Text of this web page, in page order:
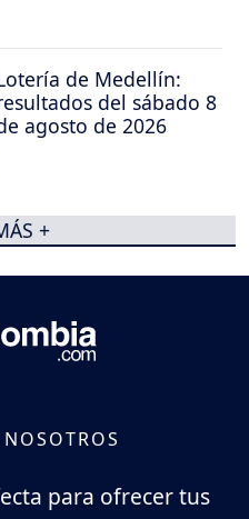
de Medellín:
del sábado 8
agosto de 2026
+
para ofrecer tus